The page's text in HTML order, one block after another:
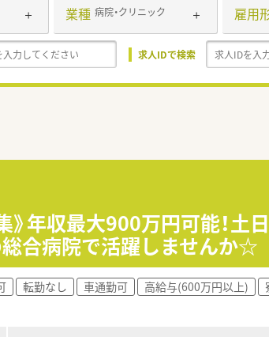
業種 病院・クリニック 雇用
求人IDで検索
》年収最大900万円可能！
合病院で活躍しませんか☆
転勤なし 車通勤可 高給与(600万円以上)